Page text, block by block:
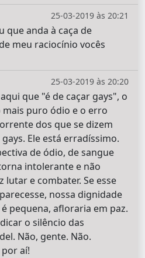
25-03-2019 às 20:21
que anda à caça de
meu raciocínio vocês
25-03-2019 às 20:20
que "é de caçar gays", o
mais puro ódio e o erro
dos que se dizem
Ele está erradíssimo.
de ódio, de sangue
intolerante e não
e combater. Se esse
nossa dignidade
pequena, afloraria em paz.
o silêncio das
Não, gente. Não.
aí!